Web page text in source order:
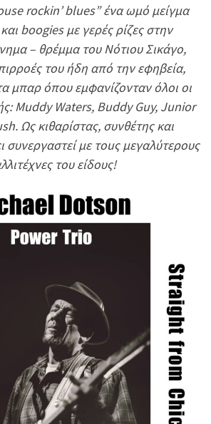
rockin’ blues” ένα ωμό μείγμα
boogies με γερές ρίζες στην
– θρέμμα του Νότιου Σικάγο,
του ήδη από την εφηβεία,
μπαρ όπου εμφανίζονταν όλοι οι
Muddy Waters, Buddy Guy, Junior
Ως κιθαρίστας, συνθέτης και
συνεργαστεί με τοuς μεγαλύτερους
του είδους!